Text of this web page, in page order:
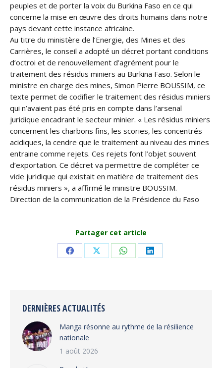
peuples et de porter la voix du Burkina Faso en ce qui
concerne la mise en œuvre des droits humains dans notre
pays devant cette instance africaine.
Au titre du ministère de l’Energie, des Mines et des
Carrières, le conseil a adopté un décret portant conditions
d’octroi et de renouvellement d’agrément pour le
traitement des résidus miniers au Burkina Faso. Selon le
ministre en charge des mines, Simon Pierre BOUSSIM, ce
texte permet de codifier le traitement des résidus miniers
qui n’avaient pas été pris en compte dans l’arsenal
juridique encadrant le secteur minier. « Les résidus miniers
concernent les charbons fins, les scories, les concentrés
acidiques, la cendre que le traitement au niveau des mines
entraine comme rejets. Ces rejets font l’objet souvent
d’exportation. Ce décret va permettre de compléter ce
vide juridique qui existait en matière de traitement des
résidus miniers », a affirmé le ministre BOUSSIM.
Direction de la communication de la Présidence du Faso
Partager cet article
Share Share Share Share
DERNIÈRES ACTUALITÉS
Manga résonne au rythme de la résilience
nationale
1 août 2026